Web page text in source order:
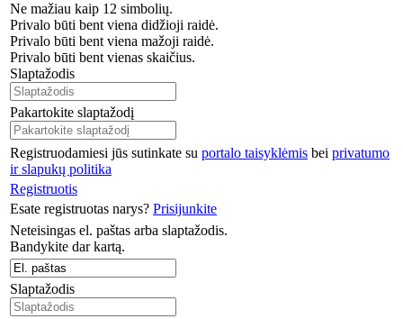
Ne mažiau kaip 12 simbolių.
Privalo būti bent viena didžioji raidė.
Privalo būti bent viena mažoji raidė.
Privalo būti bent vienas skaičius.
Slaptažodis
Pakartokite slaptažodį
Registruodamiesi jūs sutinkate su portalo taisyklėmis bei privatumo
ir slapukų politika
Registruotis
Esate registruotas narys? Prisijunkite
Neteisingas el. paštas arba slaptažodis.
Bandykite dar kartą.
Slaptažodis